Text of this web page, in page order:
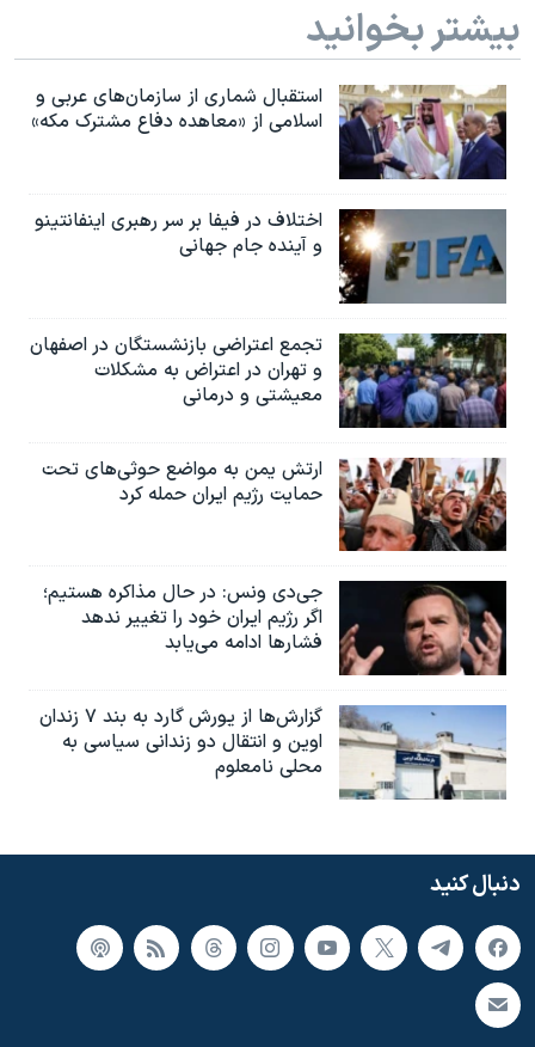
بیشتر بخوانید
استقبال شماری از سازمان‌های عربی و
اسلامی از «معاهده دفاع مشترک مکه»
اختلاف در فیفا بر سر رهبری اینفانتینو
و آینده جام جهانی
تجمع اعتراضی بازنشستگان در اصفهان
و تهران در اعتراض به مشکلات
معیشتی و درمانی
ارتش یمن به مواضع حوثی‌های تحت
حمایت رژیم ایران حمله کرد
جی‌دی ونس: در حال مذاکره هستیم؛
اگر رژیم ایران خود را تغییر ندهد
فشارها ادامه می‌یابد
گزارش‌ها از یورش گارد به بند ۷ زندان
اوین و انتقال دو زندانی سیاسی به
محلی نامعلوم
دنبال کنید